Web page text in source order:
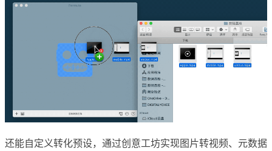
还能自定义转化预设，通过创意工坊实现图片转视频、元数据